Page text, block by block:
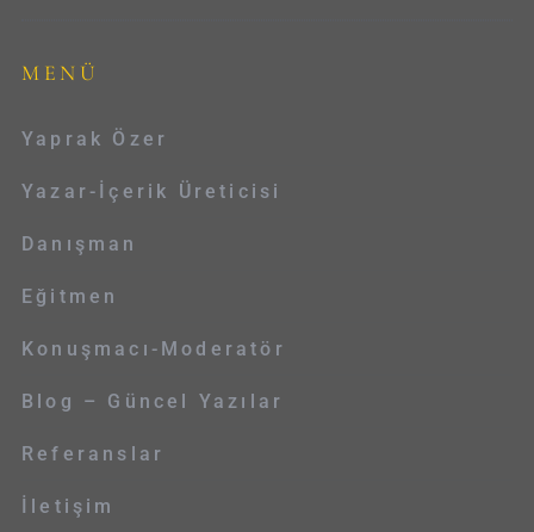
MENÜ
Yaprak Özer
Yazar-İçerik Üreticisi
Danışman
Eğitmen
Konuşmacı-Moderatör
Blog – Güncel Yazılar
Referanslar
İletişim